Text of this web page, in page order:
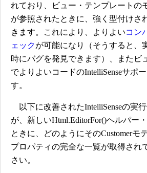
れており、ビュー・テンプレートの
が参照されたときに、強く型付けさ
きます。これにより、よりよいコン
ェックが可能になり（そうすると、
時にバグを発見できます）、またビ
でよりよいコードのIntelliSenseサポ
す。
以下に改善されたIntelliSenseの実
が、新しいHtml.EditorFor()ヘルパー
ときに、どのようにそのCustomerモ
プロパティの完全な一覧が取得され
さい。